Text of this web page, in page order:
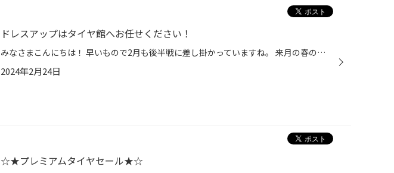
ドレスアップはタイヤ館へお任せください！
みなさまこんにちは！ 早いもので2月も後半戦に差し掛かっていますね。 来月の春の大商談会が間近に迫ってきております！ 春に向けての準備は当店へお任せください♪ 今回は話題の新作ホイールをご紹介します！ レイズ様より2024年限定カラーのホイールを見せていただきました(^o^) VOLK RACING G025...
2024年2月24日
☆★プレミアムタイヤセール★☆